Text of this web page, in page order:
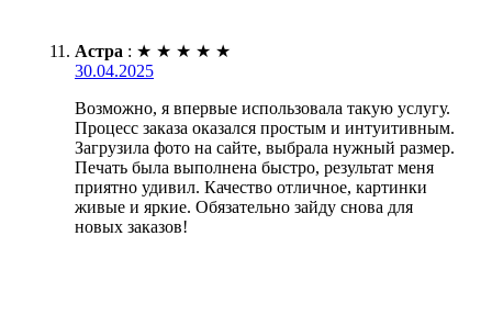
Астра : ★ ★ ★ ★ ★
30.04.2025
Возможно, я впервые использовала такую услугу.
Процесс заказа оказался простым и интуитивным.
Загрузила фото на сайте, выбрала нужный размер.
Печать была выполнена быстро, результат меня
приятно удивил. Качество отличное, картинки
живые и яркие. Обязательно зайду снова для
новых заказов!